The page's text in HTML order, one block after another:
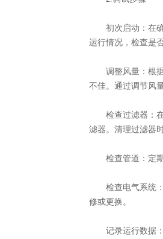
初次启动：在确
运行情况，检查是
调整风量：根据
不佳。通过调节风
检查过滤器：在
滤器。清理过滤器
检查管道：定期
检查电气系统：
修或更换。
记录运行数据：